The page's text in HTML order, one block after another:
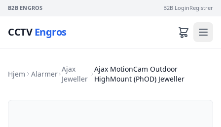
B2B ENGROS B2B LoginRegistrer
CCTVEngros
Hjem Alarmer
Ajax
Jeweller
Ajax MotionCam Outdoor
HighMount (PhOD) Jeweller